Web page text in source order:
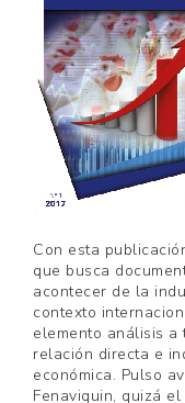
Con esta
que busca
acontecer de la
contexto
elemento análisis a
relación directa e
económica. Pulso
Fenaviquin, quizá